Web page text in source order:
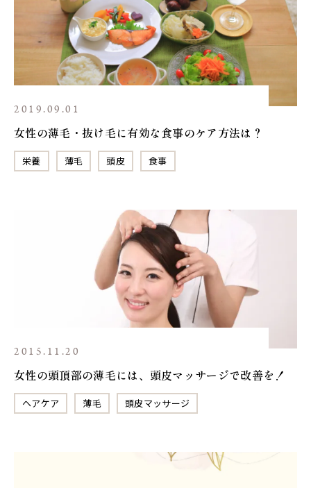
2019.09.01
女性の薄毛・抜け毛に有効な食事のケア方法は？
栄養 薄毛 頭皮 食事
2015.11.20
女性の頭頂部の薄毛には、頭皮マッサージで改善を！
ヘアケア 薄毛 頭皮マッサージ